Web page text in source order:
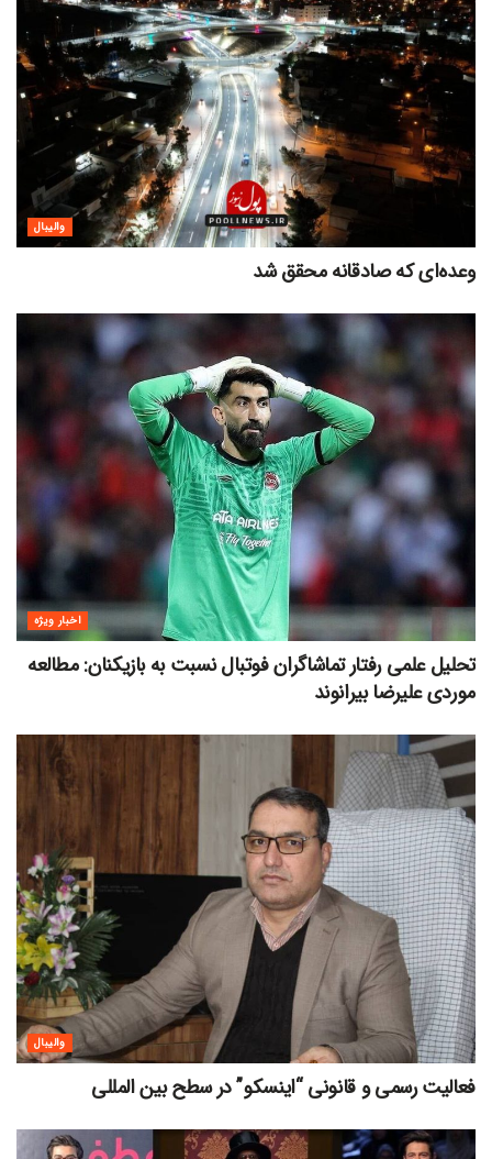
والیبال
وعده‌ای که صادقانه محقق شد
اخبار ویژه
تحلیل علمی رفتار تماشاگران فوتبال نسبت به بازیکنان: مطالعه
موردی علیرضا بیرانوند
والیبال
فعالیت رسمی و قانونی “اینسکو” در سطح بین المللی